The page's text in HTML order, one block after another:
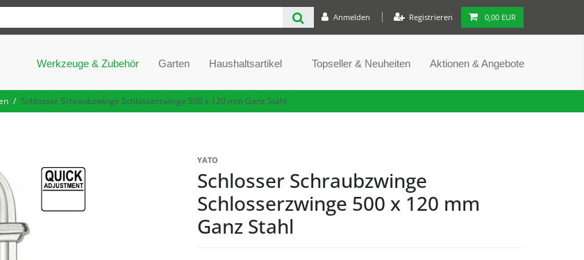
Anmelden Registrieren 0,00 EUR
Werkzeuge & Zubehör Garten Haushaltsartikel Topseller & Neuheiten Aktionen & Angebote
Schlosser Schraubzwinge Schlosserzwinge 500 x 120 mm Ganz Stahl
YATO
Schlosser Schraubzwinge
Schlosserzwinge 500 x 120 mm
Ganz Stahl